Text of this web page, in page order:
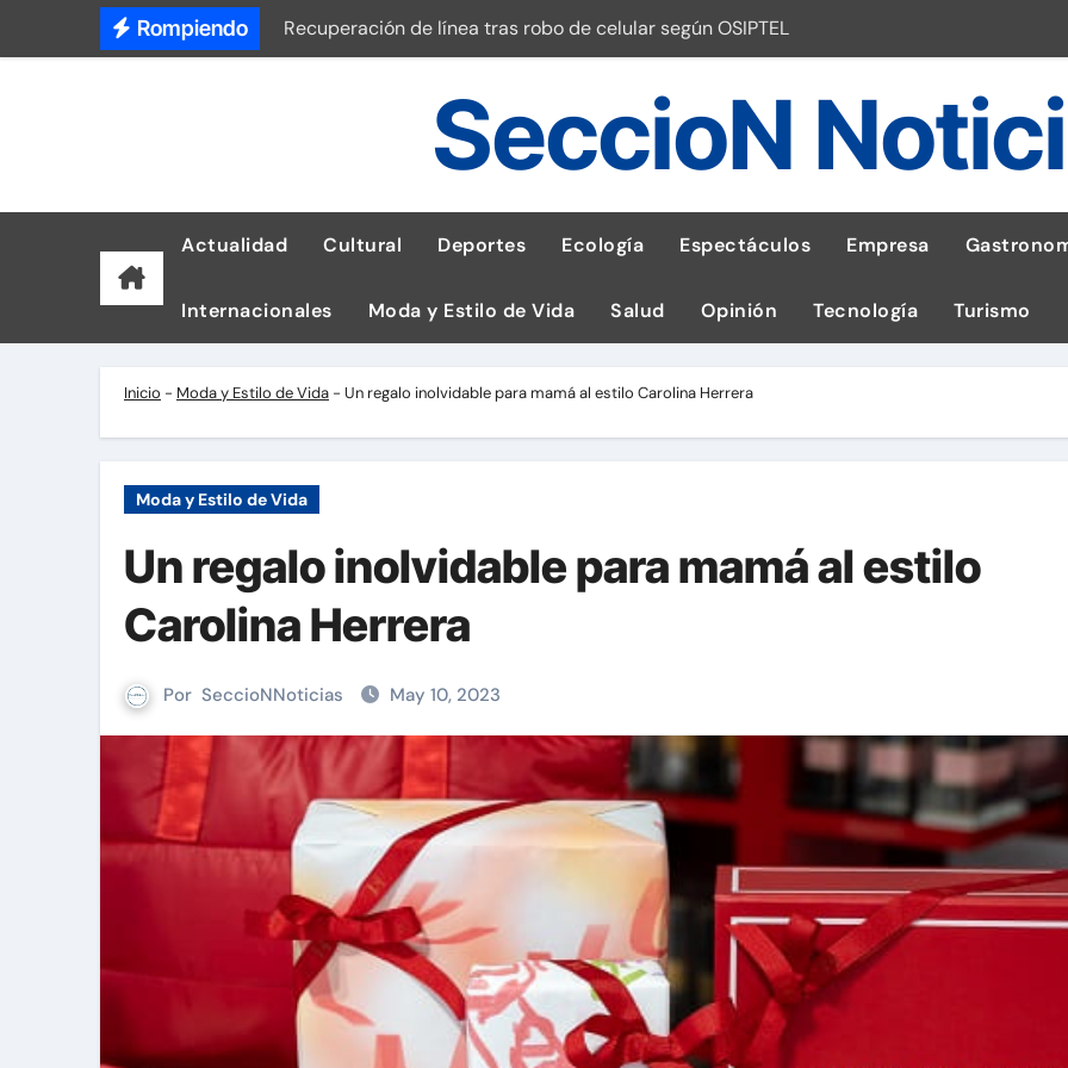
Rompiendo
Recuperación de línea tras robo de celular según OSIPTEL
Universitario vs Sporting Cristal: ¡Descarga la app de Meridianbet y gana una jugada gratis
Así luce el reloj de G-SHOCK inspirado en la fuerza de un volcán
Laptops para Tumbes: ASUS entrega 1,600 equipos educativos
Pluz Energía reporta 800 fallas por ignorar distancias de seguridad
Tetra Pak reduce un 56% de emisiones de GEI en sus operaciones
SeccioN
Actualidad Cultural Deportes Ecología Espectáculos Empresa
Internacionales Moda y Estilo de Vida Salud Opinión Tecnología Turismo
Inicio - Moda y Estilo de Vida - Un regalo inolvidable para mamá al estilo Carolina Herrera
Moda y Estilo de Vida
Un regalo inolvidable para mamá al estilo
Carolina Herrera
Por SeccioNNoticias May 10, 2023